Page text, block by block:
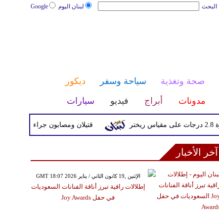
لبنان اليوم Google البحث
صحة وتغذية سياحة وسفر
ديكور
مدونات أبراج فيديو سيارات
قتيلان ومصابون جراء 14 غارة إسرائيلية على شرق وجنوب لبنان
آخر الأخبار
GMT 18:07 2026 الإثنين ,19 كانون الثاني / يناير
إطلالات راقية تبرز أناقة الفنانات السعوديات
في حفل Joy Awards